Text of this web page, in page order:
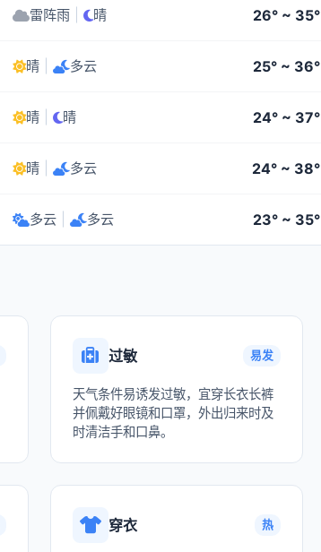
雷阵雨 晴 26° ~ 35°
晴 多云 25° ~ 36°
晴 晴 24° ~ 37°
晴 多云 24° ~ 38°
多云 多云 23° ~ 35°
过敏 易发
天气条件易诱发过敏，宜穿长衣长裤
并佩戴好眼镜和口罩，外出归来时及
时清洁手和口鼻。
穿衣 热